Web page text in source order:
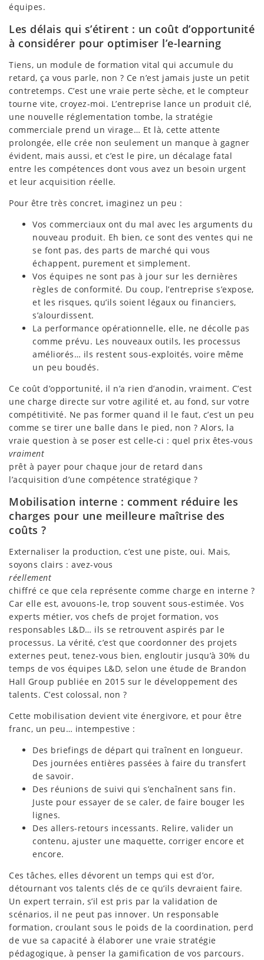
équipes.
Les délais qui s’étirent : un coût d’opportunité
à considérer pour optimiser l’e-learning
Tiens, un module de formation vital qui accumule du
retard, ça vous parle, non ? Ce n’est jamais juste un petit
contretemps. C’est une vraie perte sèche, et le compteur
tourne vite, croyez-moi. L’entreprise lance un produit clé,
une nouvelle réglementation tombe, la stratégie
commerciale prend un virage… Et là, cette attente
prolongée, elle crée non seulement un manque à gagner
évident, mais aussi, et c’est le pire, un décalage fatal
entre les compétences dont vous avez un besoin urgent
et leur acquisition réelle.
Pour être très concret, imaginez un peu :
Vos commerciaux ont du mal avec les arguments du
nouveau produit. Eh bien, ce sont des ventes qui ne
se font pas, des parts de marché qui vous
échappent, purement et simplement.
Vos équipes ne sont pas à jour sur les dernières
règles de conformité. Du coup, l’entreprise s’expose,
et les risques, qu’ils soient légaux ou financiers,
s’alourdissent.
La performance opérationnelle, elle, ne décolle pas
comme prévu. Les nouveaux outils, les processus
améliorés… ils restent sous-exploités, voire même
un peu boudés.
Ce coût d’opportunité, il n’a rien d’anodin, vraiment. C’est
une charge directe sur votre agilité et, au fond, sur votre
compétitivité. Ne pas former quand il le faut, c’est un peu
comme se tirer une balle dans le pied, non ? Alors, la
vraie question à se poser est celle-ci : quel prix êtes-vous
vraiment
prêt à payer pour chaque jour de retard dans
l’acquisition d’une compétence stratégique ?
Mobilisation interne : comment réduire les
charges pour une meilleure maîtrise des
coûts ?
Externaliser la production, c’est une piste, oui. Mais,
soyons clairs : avez-vous
réellement
chiffré ce que cela représente comme charge en interne ?
Car elle est, avouons-le, trop souvent sous-estimée. Vos
experts métier, vos chefs de projet formation, vos
responsables L&D… ils se retrouvent aspirés par le
processus. La vérité, c’est que coordonner des projets
externes peut, tenez-vous bien, engloutir jusqu’à 30% du
temps de vos équipes L&D, selon une étude de Brandon
Hall Group publiée en 2015 sur le développement des
talents. C’est colossal, non ?
Cette mobilisation devient vite énergivore, et pour être
franc, un peu… intempestive :
Des briefings de départ qui traînent en longueur.
Des journées entières passées à faire du transfert
de savoir.
Des réunions de suivi qui s’enchaînent sans fin.
Juste pour essayer de se caler, de faire bouger les
lignes.
Des allers-retours incessants. Relire, valider un
contenu, ajuster une maquette, corriger encore et
encore.
Ces tâches, elles dévorent un temps qui est d’or,
détournant vos talents clés de ce qu’ils devraient faire.
Un expert terrain, s’il est pris par la validation de
scénarios, il ne peut pas innover. Un responsable
formation, croulant sous le poids de la coordination, perd
de vue sa capacité à élaborer une vraie stratégie
pédagogique, à penser la gamification de vos parcours.